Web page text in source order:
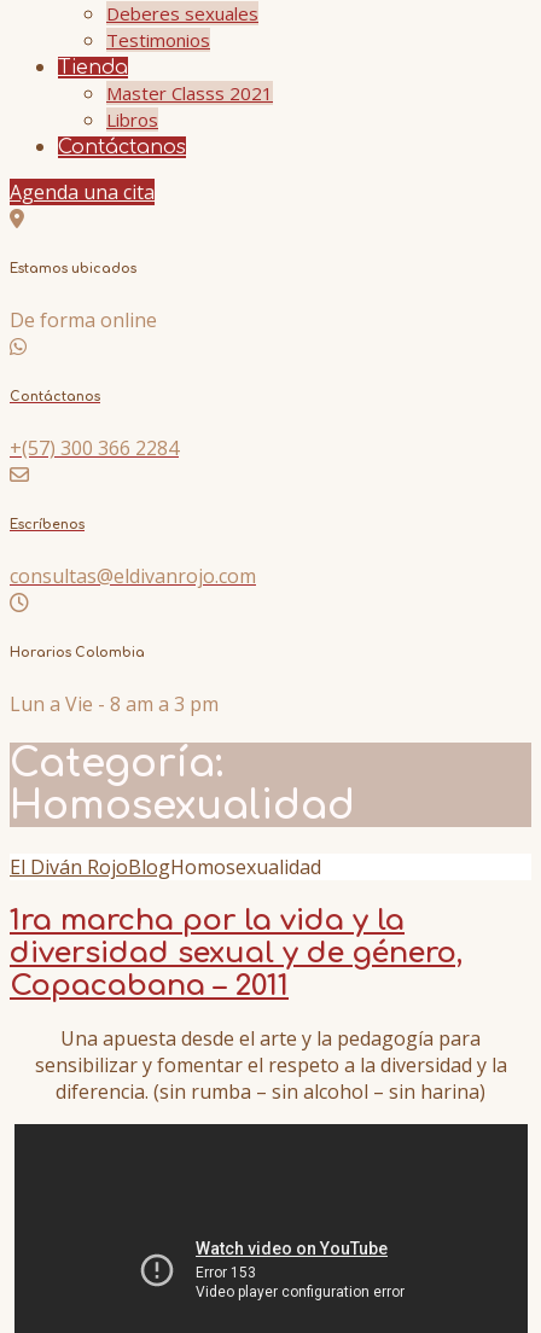
Deberes sexuales
Testimonios
Tienda
Master Classs 2021
Libros
Contáctanos
Agenda una cita
Estamos ubicados
De forma online
Contáctanos
+(57) 300 366 2284
Escríbenos
consultas@eldivanrojo.com
Horarios Colombia
Lun a Vie - 8 am a 3 pm
Categoría:
Homosexualidad
El Diván RojoBlogHomosexualidad
1ra marcha por la vida y la
diversidad sexual y de género,
Copacabana – 2011
Una apuesta desde el arte y la pedagogía para
sensibilizar y fomentar el respeto a la diversidad y la
diferencia. (sin rumba – sin alcohol – sin harina)